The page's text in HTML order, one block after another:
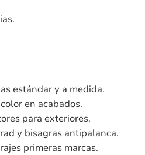
estándar y a medida.
en acabados.
para exteriores.
y bisagras antipalanca.
primeras marcas.